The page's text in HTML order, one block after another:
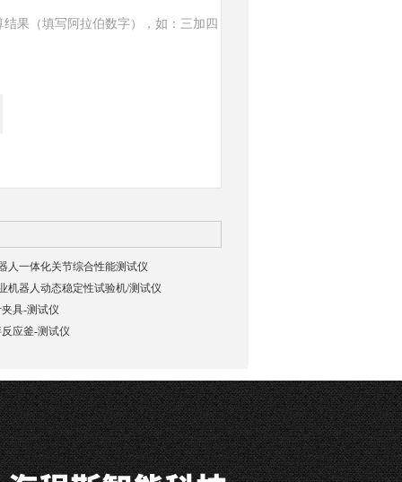
结果（填写阿拉伯数字），如：三加四
人一体化关节综合性能测试仪
机器人动态稳定性试验机/测试仪
具-测试仪
应釜-测试仪